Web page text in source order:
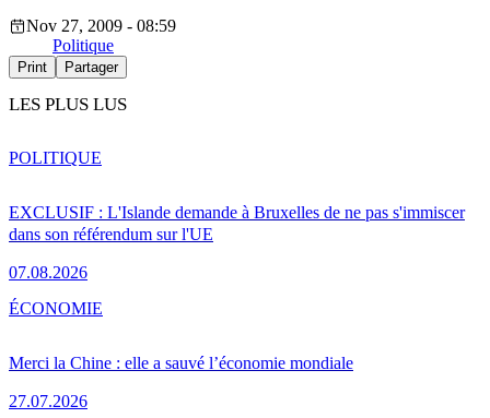
Nov 27, 2009 - 08:59
Politique
Print Partager
LES PLUS LUS
EXCLUSIF : L'Islande demande à Bruxelles de ne pas s'immiscer
dans son référendum sur l'UE
07.08.2026
POLITIQUE
Merci la Chine : elle a sauvé l’économie mondiale
27.07.2026
ÉCONOMIE